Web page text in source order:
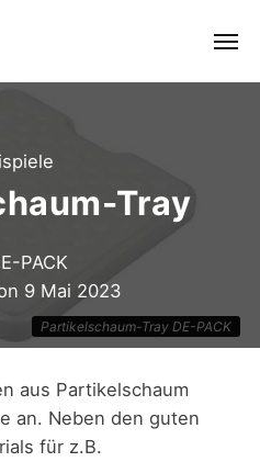
Tray
PACK
9 Mai 2023
Partikelschaum-Tray DE-PACK
aus Partikelschaum
an. Neben den guten
für z.B.